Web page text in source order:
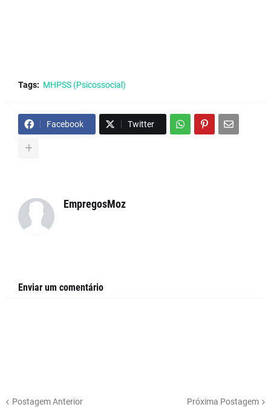
Tags: MHPSS (Psicossocial)
Facebook Twitter
EmpregosMoz
Enviar um comentário
Postagem Anterior Próxima Postagem